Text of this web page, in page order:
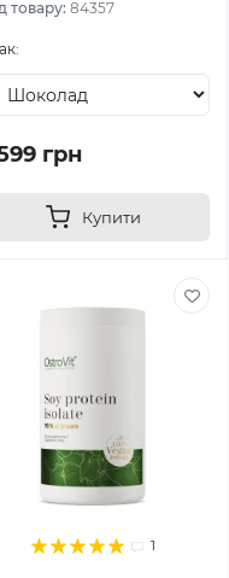
товару: 84357
грн
Купити
1